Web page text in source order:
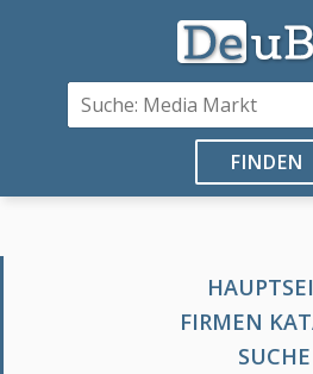
FINDEN
FIRMEN
SUCHE